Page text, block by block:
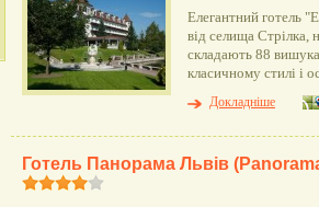
Елегантний готель
від селища Стрілка,
складають 88
класичному стилі і
Докладніше
Готель Панорама Львів